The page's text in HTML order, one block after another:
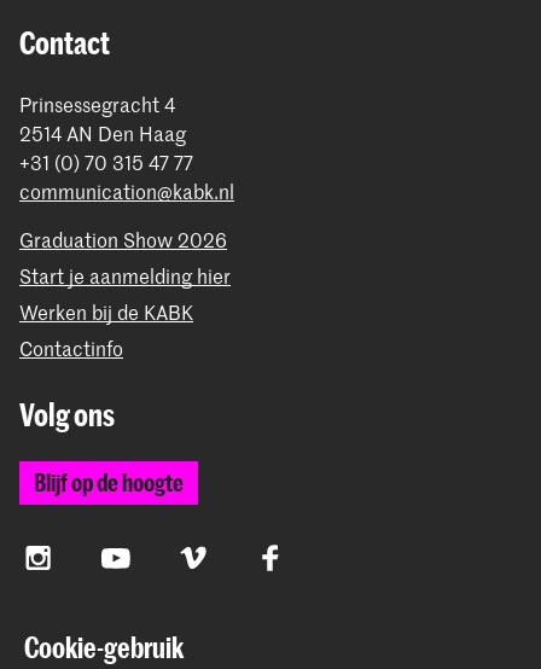
Contact
Prinsessegracht 4
2514 AN Den Haag
+31 (0) 70 315 47 77
communication@kabk.nl
Graduation Show 2026
Start je aanmelding hier
Werken bij de KABK
Contactinfo
Volg ons
Blijf op de hoogte
InstagramYouTube Vimeo Facebook
De Koninklijke Academie van Beeldende Kunsten vormt
Cookie-gebruik